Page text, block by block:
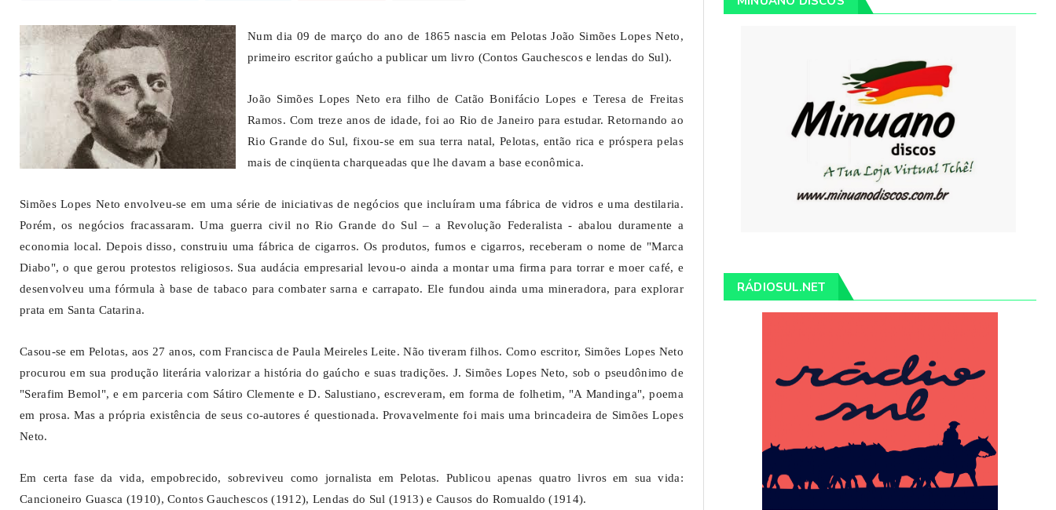
Num dia 09 de março do ano de 1865 nascia em Pelotas João Simões Lopes Neto,
primeiro escritor gaúcho a publicar um livro (Contos Gauchescos e lendas do Sul).
João Simões Lopes Neto era filho de Catão Bonifácio Lopes e Teresa de Freitas
Ramos. Com treze anos de idade, foi ao Rio de Janeiro para estudar. Retornando ao
Rio Grande do Sul, fixou-se em sua terra natal, Pelotas, então rica e próspera pelas
mais de cinqüenta charqueadas que lhe davam a base econômica.
Simões Lopes Neto envolveu-se em uma série de iniciativas de negócios que incluíram uma fábrica de vidros e uma destilaria.
Porém, os negócios fracassaram. Uma guerra civil no Rio Grande do Sul – a Revolução Federalista - abalou duramente a
economia local. Depois disso, construiu uma fábrica de cigarros. Os produtos, fumos e cigarros, receberam o nome de "Marca
Diabo", o que gerou protestos religiosos. Sua audácia empresarial levou-o ainda a montar uma firma para torrar e moer café, e
desenvolveu uma fórmula à base de tabaco para combater sarna e carrapato. Ele fundou ainda uma mineradora, para explorar
prata em Santa Catarina.
Casou-se em Pelotas, aos 27 anos, com Francisca de Paula Meireles Leite. Não tiveram filhos. Como escritor, Simões Lopes Neto
procurou em sua produção literária valorizar a história do gaúcho e suas tradições. J. Simões Lopes Neto, sob o pseudônimo de
"Serafim Bemol", e em parceria com Sátiro Clemente e D. Salustiano, escreveram, em forma de folhetim, "A Mandinga", poema
em prosa. Mas a própria existência de seus co-autores é questionada. Provavelmente foi mais uma brincadeira de Simões Lopes
Neto.
Em certa fase da vida, empobrecido, sobreviveu como jornalista em Pelotas. Publicou apenas quatro livros em sua vida:
Cancioneiro Guasca (1910), Contos Gauchescos (1912), Lendas do Sul (1913) e Causos do Romualdo (1914).
RÁDIOSUL.NET